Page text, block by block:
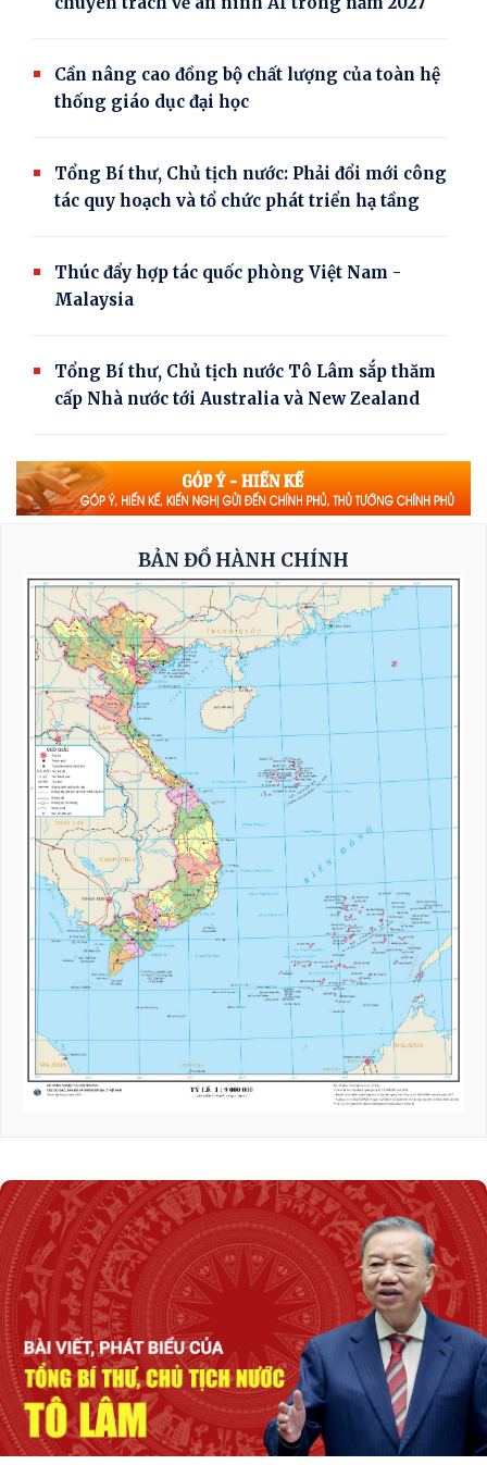
Cần nâng cao đồng bộ chất lượng của toàn hệ
thống giáo dục đại học
Tổng Bí thư, Chủ tịch nước: Phải đổi mới công
tác quy hoạch và tổ chức phát triển hạ tầng
Thúc đẩy hợp tác quốc phòng Việt Nam -
Malaysia
Tổng Bí thư, Chủ tịch nước Tô Lâm sắp thăm
cấp Nhà nước tới Australia và New Zealand
Thủ tướng Lê Minh Hưng: Quyết tâm xây
dựng một không gian mạng an toàn, tin cậy
Thủ tướng Lê Minh Hưng: Bảo đảm an ninh
mạng phải gắn kết chặt chẽ, đồng bộ giữa 'bảo
vệ hệ thống' và 'bảo vệ con người'*
Toàn văn phát biểu của Thường trực Ban Bí
thư Trần Cẩm Tú tại Phiên họp toàn thể về đối
ngoại Đảng và đối ngoại nhân dân
Thường trực Ban Bí thư Trần Cẩm Tú tiếp Đại
sứ Singapore
Khẩn trương hoàn thiện đề xuất cơ chế, chính
sách phát triển Trung tâm lọc hóa dầu và
năng lượng quốc gia tại Dung Quất (Quảng
Triển khai hiệu quả Thỏa thuận hợp tác giữa
Tổng Bí thư, Chủ tịch nước tiếp Tư lệnh Bộ
Chỉ huy Thái Bình Dương Hoa Kỳ
Nỗ lực để biến cơ hội bên ngoài trở thành
nguồn lực phát triển
Tổng Bí thư, Chủ tịch nước Tô Lâm: Quan hệ
Việt Nam - Malaysia ngày càng phát triển
năng động
BẢN ĐỒ HÀNH CHÍNH